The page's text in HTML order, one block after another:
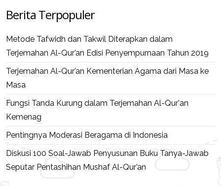
Berita Terpopuler
Metode Tafwidh dan Takwil Diterapkan dalam
Terjemahan Al-Qur’an Edisi Penyempurnaan Tahun 2019
Terjemahan Al-Qur’an Kementerian Agama dari Masa ke
Masa
Fungsi Tanda Kurung dalam Terjemahan Al-Qur'an
Kemenag
Pentingnya Moderasi Beragama di Indonesia
Diskusi 100 Soal-Jawab Penyusunan Buku Tanya-Jawab
Seputar Pentashihan Mushaf Al-Qur’an